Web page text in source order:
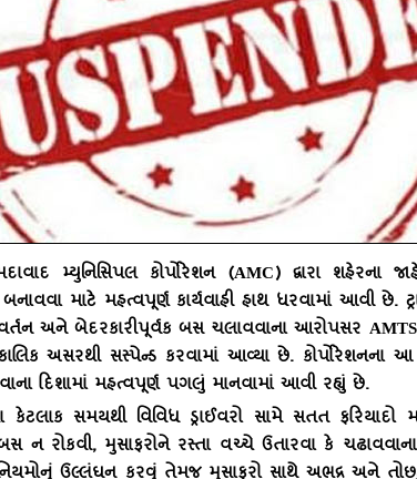
મ્યુનિસિપલ કોર્પોરેશન (AMC) દ્વારા શહેરના
માટે મહત્વપૂર્ણ કાર્યવાહી હાથ ધરવામાં આવી છે.
અને બેદરકારીપૂર્વક બસ ચલાવવાના આરોપસર AMTS
અસરથી સસ્પેન્ડ કરવામાં આવ્યા છે. કોર્પોરેશનના આ
દિશામાં મહત્વપૂર્ણ પગલું માનવામાં આવી રહ્યું છે.
કેટલાક સમયથી વિવિધ ડ્રાઈવરો સામે સતત ફરિયાદો
ન રોકવી, મુસાફરોને રસ્તા વચ્ચે ઉતારવા કે